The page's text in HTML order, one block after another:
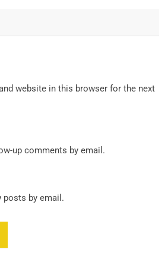
website in this browser for the next
up comments by email.
posts by email.